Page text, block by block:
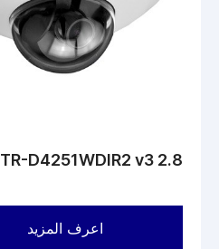
TR-D4251WDIR2 v3 2.8
اعرف المزيد